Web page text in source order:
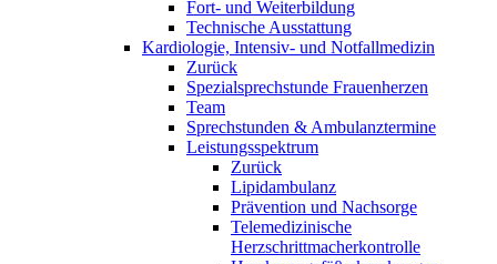
Fort- und Weiterbildung
Technische Ausstattung
Kardiologie, Intensiv- und Notfallmedizin
Zurück
Spezialsprechstunde Frauenherzen
Team
Sprechstunden & Ambulanztermine
Leistungsspektrum
Zurück
Lipidambulanz
Prävention und Nachsorge
Telemedizinische
Herzschrittmacherkontrolle